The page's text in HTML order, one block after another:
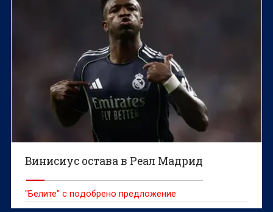
Винисиус остава в Реал Мадрид
"Белите" с подобрено предложение